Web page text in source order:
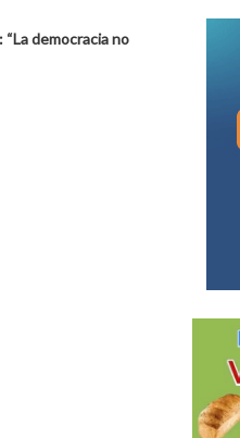
democracia no